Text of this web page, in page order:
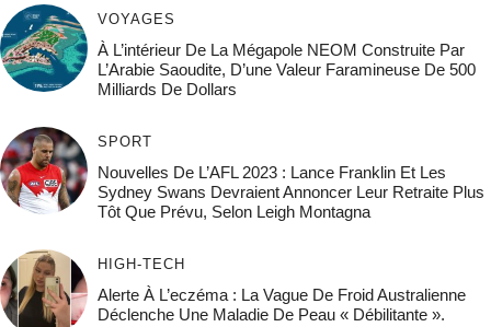
VOYAGES
À L’intérieur De La Mégapole NEOM Construite Par
L’Arabie Saoudite, D’une Valeur Faramineuse De 500
Milliards De Dollars
SPORT
Nouvelles De L’AFL 2023 : Lance Franklin Et Les
Sydney Swans Devraient Annoncer Leur Retraite Plus
Tôt Que Prévu, Selon Leigh Montagna
HIGH-TECH
Alerte À L’eczéma : La Vague De Froid Australienne
Déclenche Une Maladie De Peau « Débilitante ».